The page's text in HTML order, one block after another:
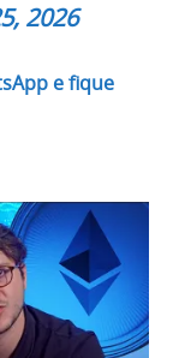
2026
e fique